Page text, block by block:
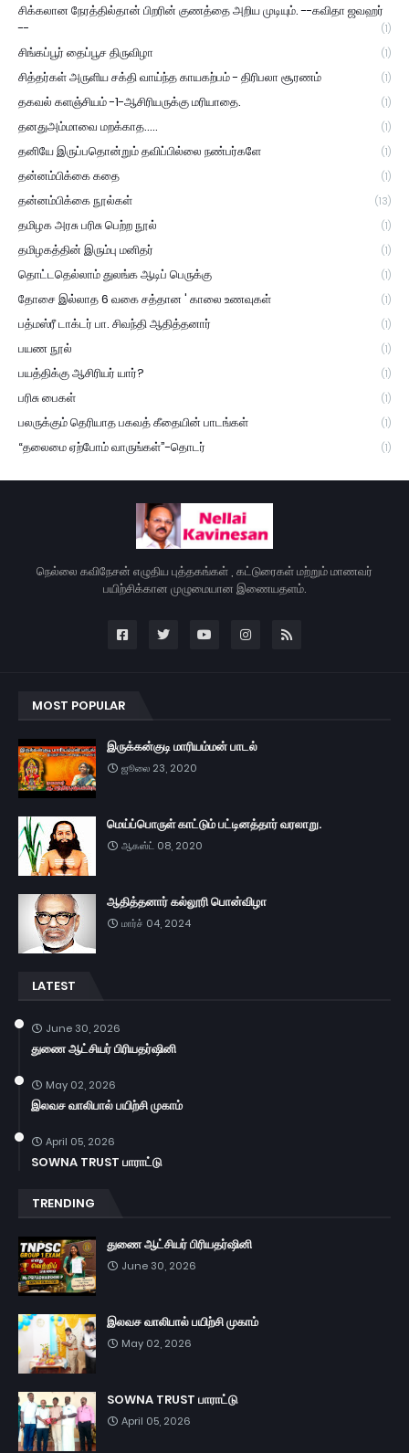
சிக்கலான நேரத்தில்தான் பிறரின் குணத்தை அறிய முடியும். --கவிதா ஜவஹர்
--
(1)
சிங்கப்பூர் தைப்பூச திருவிழா (1)
சித்தர்கள் அருளிய சக்தி வாய்ந்த காயகற்பம் - திரிபலா சூரணம் (1)
தகவல் களஞ்சியம் -1-ஆசிரியருக்கு மரியாதை. (1)
தனதுஅம்மாவை மறக்காத..... (1)
தனியே இருப்பதொன்றும் தவிப்பில்லை நண்பர்களே (1)
தன்னம்பிக்கை கதை (1)
தன்னம்பிக்கை நூல்கள் (13)
தமிழக அரசு பரிசு பெற்ற நூல் (1)
தமிழகத்தின் இரும்பு மனிதர் (1)
தொட்டதெல்லாம் துலங்க ஆடிப் பெருக்கு (1)
தோசை இல்லாத 6 வகை சத்தான ' காலை உணவுகள் (1)
பத்மஸ்ரீ டாக்டர் பா. சிவந்தி ஆதித்தனார் (1)
பயண நூல் (1)
பயத்திக்கு ஆசிரியர் யார்? (1)
பரிசு பைகள் (1)
பலருக்கும் தெரியாத பகவத் கீதையின் பாடங்கள் (1)
“தலைமை ஏற்போம் வாருங்கள்”-தொடர் (1)
நெல்லை கவிநேசன் எழுதிய புத்தகங்கள் , கட்டுரைகள் மற்றும் மாணவர்
பயிற்சிக்கான முழுமையான இணையதளம்.
MOST POPULAR
இருக்கன்குடி மாரியம்மன் பாடல்
ஜூலை 23, 2020
மெய்ப்பொருள் காட்டும் பட்டினத்தார் வரலாறு.
ஆகஸ்ட் 08, 2020
ஆதித்தனார் கல்லூரி பொன்விழா
மார்ச் 04, 2024
LATEST
June 30, 2026
துணை ஆட்சியர் பிரியதர்ஷினி
May 02, 2026
இலவச வாலிபால் பயிற்சி முகாம்
April 05, 2026
SOWNA TRUST பாராட்டு
TRENDING
துணை ஆட்சியர் பிரியதர்ஷினி
June 30, 2026
இலவச வாலிபால் பயிற்சி முகாம்
May 02, 2026
SOWNA TRUST பாராட்டு
April 05, 2026